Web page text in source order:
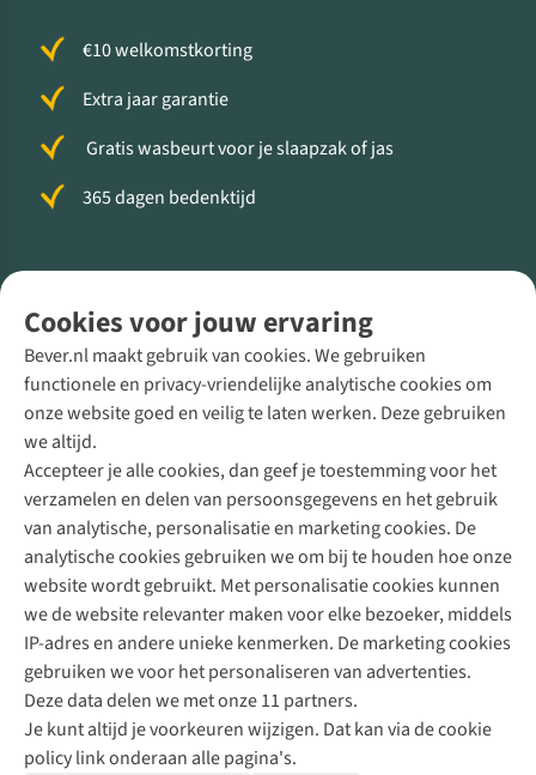
Cookies voor jouw ervaring
Bever.nl maakt gebruik van cookies. We gebruiken
functionele en privacy-vriendelijke analytische cookies om
onze website goed en veilig te laten werken. Deze gebruiken
we altijd.
Accepteer je alle cookies, dan geef je toestemming voor het
verzamelen en delen van persoonsgegevens en het gebruik
van analytische, personalisatie en marketing cookies. De
analytische cookies gebruiken we om bij te houden hoe onze
website wordt gebruikt. Met personalisatie cookies kunnen
we de website relevanter maken voor elke bezoeker, middels
IP-adres en andere unieke kenmerken. De marketing cookies
gebruiken we voor het personaliseren van advertenties.
Deze data delen we met onze 11 partners.
Je kunt altijd je voorkeuren wijzigen. Dat kan via de cookie
policy link onderaan alle pagina's.
€10 welkomstkorting
Extra jaar garantie
Gratis wasbeurt voor je slaapzak of jas
365 dagen bedenktijd
Direct advies van een Buitenexpert
+31 (0)85 888 50 88
+31 6 12 28 49 80
Contactformulier